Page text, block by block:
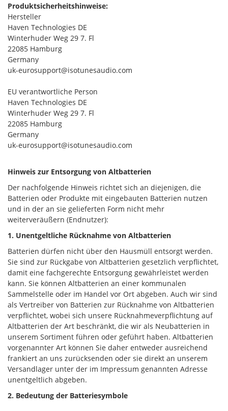
Produktsicherheitshinweise:
Hersteller
Haven Technologies DE
Winterhuder Weg 29 7. Fl
22085 Hamburg
Germany
uk-eurosupport@isotunesaudio.com
EU verantwortliche Person
Haven Technologies DE
Winterhuder Weg 29 7. Fl
22085 Hamburg
Germany
uk-eurosupport@isotunesaudio.com
Hinweis zur Entsorgung von Altbatterien
Der nachfolgende Hinweis richtet sich an diejenigen, die
Batterien oder Produkte mit eingebauten Batterien nutzen
und in der an sie gelieferten Form nicht mehr
weiterveräußern (Endnutzer):
1. Unentgeltliche Rücknahme von Altbatterien
Batterien dürfen nicht über den Hausmüll entsorgt werden.
Sie sind zur Rückgabe von Altbatterien gesetzlich verpflichtet,
damit eine fachgerechte Entsorgung gewährleistet werden
kann. Sie können Altbatterien an einer kommunalen
Sammelstelle oder im Handel vor Ort abgeben. Auch wir sind
als Vertreiber von Batterien zur Rücknahme von Altbatterien
verpflichtet, wobei sich unsere Rücknahmeverpflichtung auf
Altbatterien der Art beschränkt, die wir als Neubatterien in
unserem Sortiment führen oder geführt haben. Altbatterien
vorgenannter Art können Sie daher entweder ausreichend
frankiert an uns zurücksenden oder sie direkt an unserem
Versandlager unter der im Impressum genannten Adresse
unentgeltlich abgeben.
2. Bedeutung der Batteriesymbole